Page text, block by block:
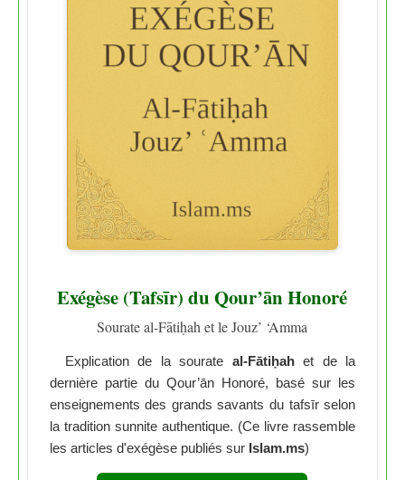
Exégèse (Tafsīr) du Qour’ān Honoré
Sourate al-Fātiḥah et le Jouz’ ‘Amma
Explication de la sourate al-Fātiḥahet de la
dernière partie du Qour’ān Honoré, basé sur les
enseignements des grands savants du tafsīr selon
la tradition sunnite authentique. (Ce livre rassemble
les articles d'exégèse publiés sur Islam.ms)